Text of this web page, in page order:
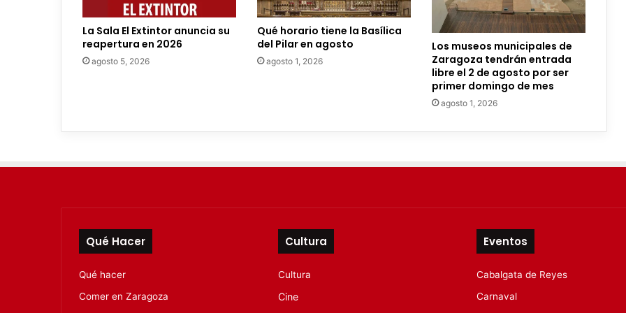
e
c
t
r
La Sala El Extintor anuncia su
reapertura en 2026
agosto 5, 2026
Qué horario tiene la Basílica
del Pilar en agosto
agosto 1, 2026
Los museos municipales de
Zaragoza tendrán entrada
libre el 2 de agosto por ser
primer domingo de mes
agosto 1, 2026
Qué Hacer
Qué hacer
Comer en Zaragoza
Cultura
Cultura
Cine
Eventos
Cabalgata de Reyes
Carnaval